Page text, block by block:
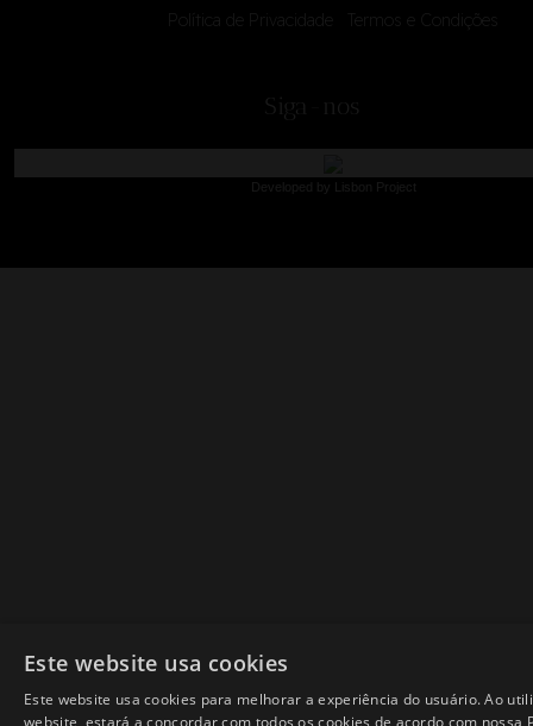
Política de Privacidade Termos e Condições
Siga-nos
Developed by Lisbon Project
Este website usa cookies
Este website usa cookies para melhorar a experiência do usuário. Ao
website, estará a concordar com todos os cookies de acordo com nossa